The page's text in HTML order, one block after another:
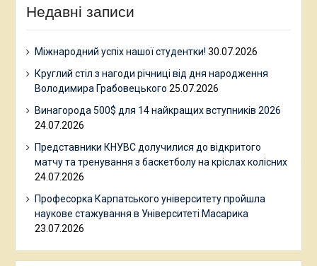
Недавні записи
Міжнародний успіх нашої студентки! 30.07.2026
Круглий стіл з нагоди річниці від дня народження
Володимира Грабовецького 25.07.2026
Винагорода 500$ для 14 найкращих вступників 2026
24.07.2026
Представники КНУВС долучилися до відкритого
матчу та тренування з баскетболу на кріслах колісних
24.07.2026
Професорка Карпатського університету пройшла
наукове стажування в Університеті Масарика
23.07.2026